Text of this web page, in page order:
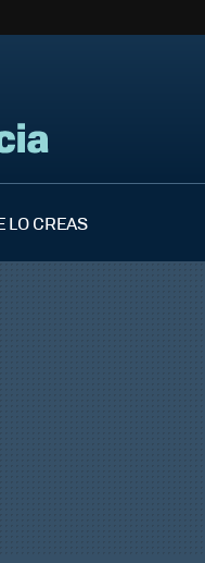
LO CREAS